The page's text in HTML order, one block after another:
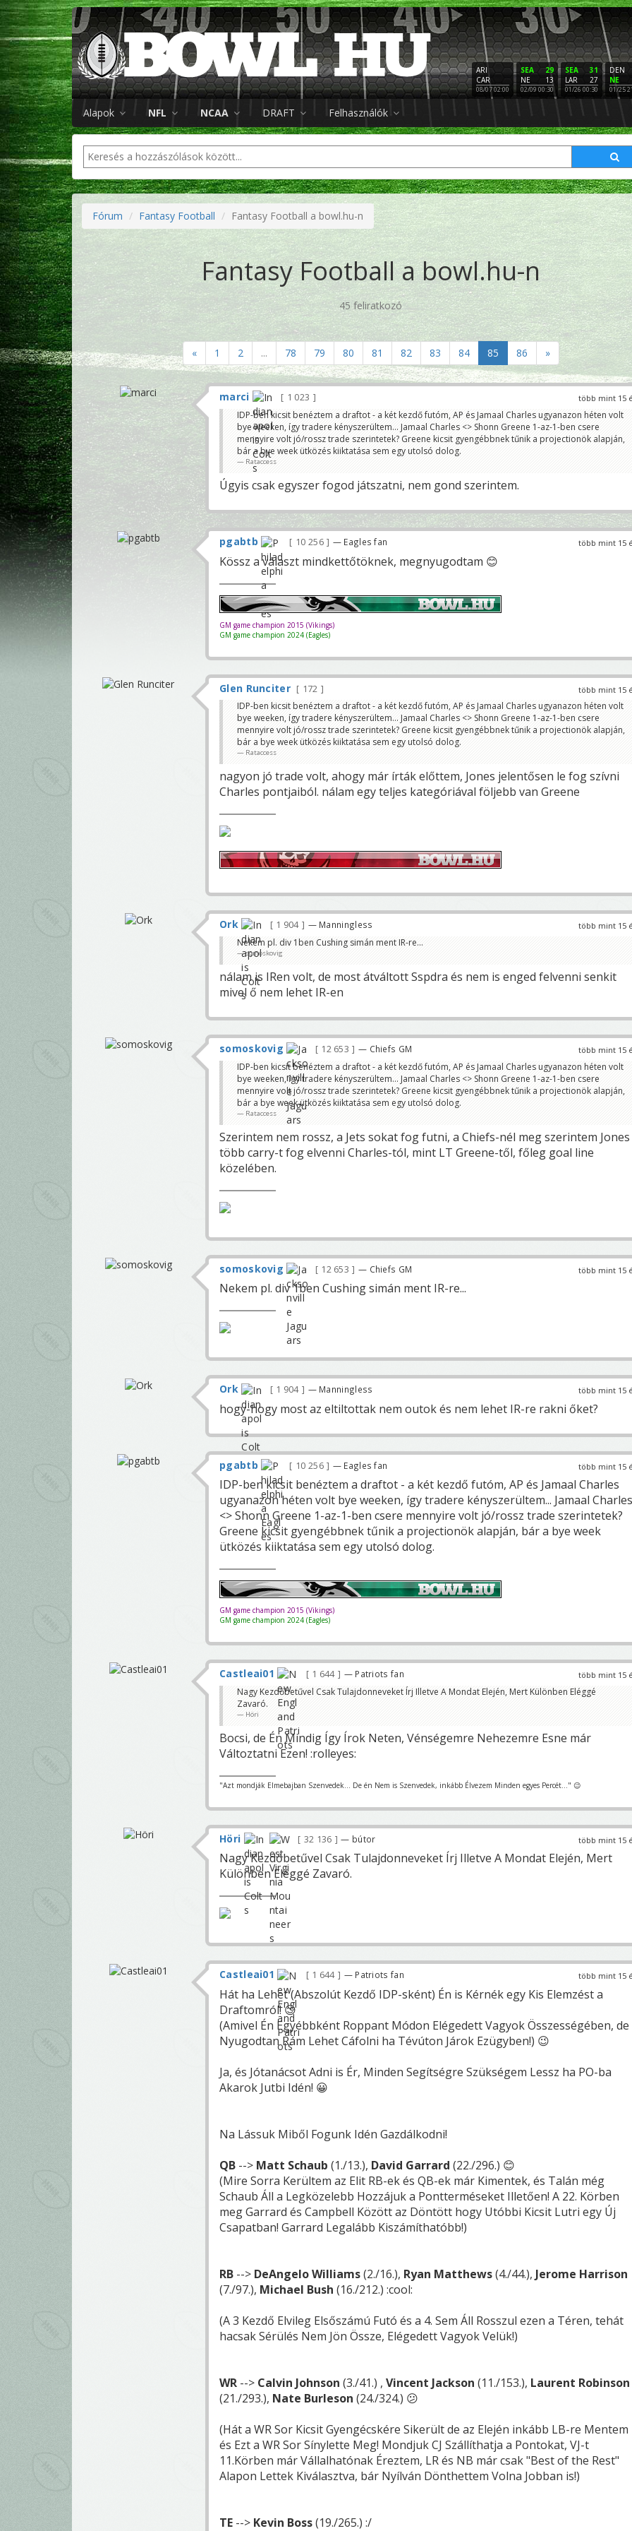
ARI
CAR
08/07 02:00
29
SEA
13
NE
02/09 00:30
31
SEA
27
LAR
01/26 00:30
DEN
NE
01/25
Alapok NFL NCAA DRAFT Felhasználók
Fórum Fantasy Football Fantasy Football a bowl.hu-n
Fantasy Football a bowl.hu-n
45 feliratkozó
« 1 2 ... 78 79 80 81 82 83 84 85 86 »
több mint 15
marci
1 023
IDP-ben kicsit benéztem a draftot - a két kezdő futóm, AP és Jamaal Charles ugyanazon héten volt
bye weeken, így tradere kényszerültem... Jamaal Charles <> Shonn Greene 1-az-1-ben csere
mennyire volt jó/rossz trade szerintetek? Greene kicsit gyengébbnek tűnik a projectionök alapján,
bár a bye week ütközés kiiktatása sem egy utolsó dolog.
Rataccess
Úgyis csak egyszer fogod játszatni, nem gond szerintem.
több mint 15
pgabtb 10 256 — Eagles fan
Kössz a választ mindkettőtöknek, megnyugodtam 😊
GM game champion 2015 (Vikings)
GM game champion 2024 (Eagles)
több mint 15
Glen Runciter
172
IDP-ben kicsit benéztem a draftot - a két kezdő futóm, AP és Jamaal Charles ugyanazon héten volt
bye weeken, így tradere kényszerültem... Jamaal Charles <> Shonn Greene 1-az-1-ben csere
mennyire volt jó/rossz trade szerintetek? Greene kicsit gyengébbnek tűnik a projectionök alapján,
bár a bye week ütközés kiiktatása sem egy utolsó dolog.
Rataccess
nagyon jó trade volt, ahogy már írták előttem, Jones jelentősen le fog szívni
Charles pontjaiból. nálam egy teljes kategóriával följebb van Greene
több mint 15
Ork 1 904 — Manningless
Nekem pl. div 1ben Cushing simán ment IR-re...
somoskovig
nálam is IRen volt, de most átváltott Sspdra és nem is enged felvenni senkit
mivel ő nem lehet IR-en
több mint 15
somoskovig 12 653 — Chiefs GM
IDP-ben kicsit benéztem a draftot - a két kezdő futóm, AP és Jamaal Charles ugyanazon héten volt
bye weeken, így tradere kényszerültem... Jamaal Charles <> Shonn Greene 1-az-1-ben csere
mennyire volt jó/rossz trade szerintetek? Greene kicsit gyengébbnek tűnik a projectionök alapján,
bár a bye week ütközés kiiktatása sem egy utolsó dolog.
Rataccess
Szerintem nem rossz, a Jets sokat fog futni, a Chiefs-nél meg szerintem Jones
több carry-t fog elvenni Charles-tól, mint LT Greene-től, főleg goal line
közelében.
több mint 15
somoskovig 12 653 — Chiefs GM
Nekem pl. div 1ben Cushing simán ment IR-re...
több mint 15
Ork 1 904 — Manningless
hogy-hogy most az eltiltottak nem outok és nem lehet IR-re rakni őket?
több mint 15
pgabtb 10 256 — Eagles fan
IDP-ben kicsit benéztem a draftot - a két kezdő futóm, AP és Jamaal Charles
ugyanazon héten volt bye weeken, így tradere kényszerültem... Jamaal Charles
<> Shonn Greene 1-az-1-ben csere mennyire volt jó/rossz trade szerintetek?
Greene kicsit gyengébbnek tűnik a projectionök alapján, bár a bye week
ütközés kiiktatása sem egy utolsó dolog.
GM game champion 2015 (Vikings)
GM game champion 2024 (Eagles)
több mint 15
Castleai01 1 644 — Patriots fan
Nagy Kezdőbetűvel Csak Tulajdonneveket Írj Illetve A Mondat Elején, Mert Különben Eléggé
Zavaró.
Höri
Bocsi, de Én Mindig Így Írok Neten, Vénségemre Nehezemre Esne már
Változtatni Ezen! :rolleyes:
"Azt mondják Elmebajban Szenvedek... De én Nem is Szenvedek, inkább Élvezem Minden egyes Percét..." 😉
több mint 15
Höri 32 136 — bútor
Nagy Kezdőbetűvel Csak Tulajdonneveket Írj Illetve A Mondat Elején, Mert
Különben Eléggé Zavaró.
több mint 15
Castleai01 1 644 — Patriots fan
Hát ha Lehet (Abszolút Kezdő IDP-sként) Én is Kérnék egy Kis Elemzést a
Draftomról! 😊
(Amivel Én Egyébbként Roppant Módon Elégedett Vagyok Összességében, de
Nyugodtan Rám Lehet Cáfolni ha Tévúton Járok Ezügyben!) 😉
Ja, és Jótanácsot Adni is Ér, Minden Segítségre Szükségem Lessz ha PO-ba
Akarok Jutbi Idén! 😀
Na Lássuk Miből Fogunk Idén Gazdálkodni!
QB --> Matt Schaub (1./13.), David Garrard (22./296.) 😊
(Mire Sorra Kerültem az Elit RB-ek és QB-ek már Kimentek, és Talán még
Schaub Áll a Legközelebb Hozzájuk a Pontterméseket Illetően! A 22. Körben
meg Garrard és Campbell Között az Döntött hogy Utóbbi Kicsit Lutri egy Új
Csapatban! Garrard Legalább Kiszámíthatóbb!)
RB --> DeAngelo Williams(2./16.), Ryan Matthews(4./44.), Jerome Harrison
(7./97.), Michael Bush (16./212.) :cool:
(A 3 Kezdő Elvileg Elsőszámú Futó és a 4. Sem Áll Rosszul ezen a Téren, tehát
hacsak Sérülés Nem Jön Össze, Elégedett Vagyok Velük!)
WR --> Calvin Johnson (3./41.) , Vincent Jackson (11./153.), Laurent Robinson
(21./293.), Nate Burleson (24./324.) 😕
(Hát a WR Sor Kicsit Gyengécskére Sikerült de az Elején inkább LB-re Mentem
és Ezt a WR Sor Sínylette Meg! Mondjuk CJ Szállíthatja a Pontokat, VJ-t
11.Körben már Vállalhatónak Éreztem, LR és NB már csak "Best of the Rest"
Alapon Lettek Kiválasztva, bár Nyílván Dönthettem Volna Jobban is!)
TE --> Kevin Boss(19./265.) :/